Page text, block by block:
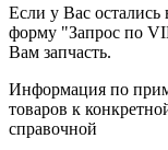
Если у Вас
форму "Запрос по
Вам запчасть.
Информация по
товаров к
справочной